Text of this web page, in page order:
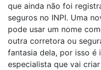
que ainda não foi
seguros no INPI. Uma
pode usar um nome
outra corretora ou
fantasia dela, por isso
especialista que vai